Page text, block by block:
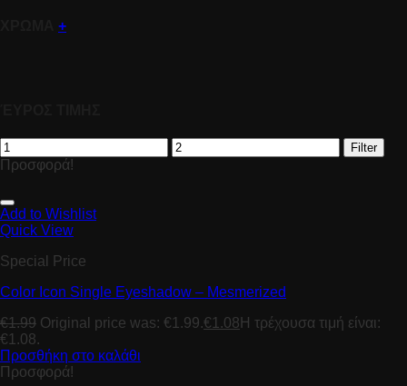
+
Filter
Προσφορά!
Add to Wishlist
Quick View
Special Price
Color Icon Single Eyeshadow – Mesmerized
€1.99 Original price was: €1.99.€1.08 Η τρέχουσα τιμή είναι:
€1.08.
Προσθήκη στο καλάθι
Προσφορά!